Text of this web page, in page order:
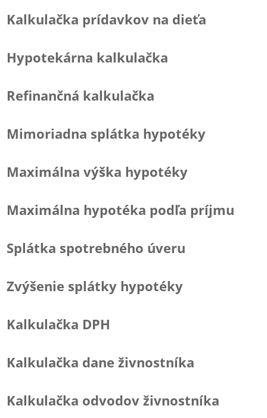
Kalkulačka prídavkov na dieťa
Hypotekárna kalkulačka
Refinančná kalkulačka
Mimoriadna splátka hypotéky
Maximálna výška hypotéky
Maximálna hypotéka podľa príjmu
Splátka spotrebného úveru
Zvýšenie splátky hypotéky
Kalkulačka DPH
Kalkulačka dane živnostníka
Kalkulačka odvodov živnostníka